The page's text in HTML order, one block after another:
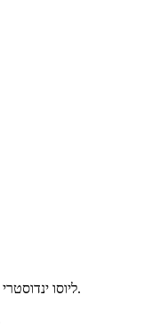
ליוסו ינדוסטרי זאנע, דינג זו סיטי, העבעי פּראַווינס, פּרק.